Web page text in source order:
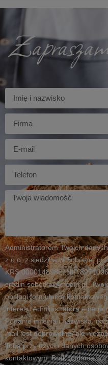
Imię
Firma
Telefon
Twoja
wiadomość
Administratorem Twoich
z o.o. z siedzibą w Sobótce,
KRS 0000148982, NIP
credin.sobotka@credin.pl.
obsługi formularza
interesu Administratora – na
Podanie imienia i nazwiska,
mail jest dobrowolne, ale
Tobą przy użyciu danych
kontaktowym. Brak podania